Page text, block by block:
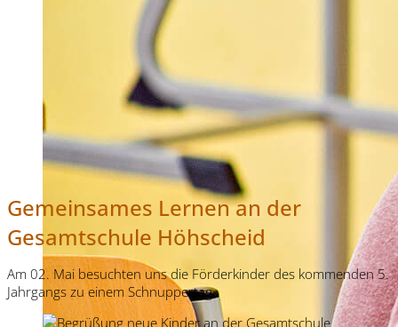
Gemeinsames Lernen an der
Gesamtschule Höhscheid
Am 02. Mai besuchten uns die Förderkinder des kommenden 5.
Jahrgangs zu einem Schnuppertag.